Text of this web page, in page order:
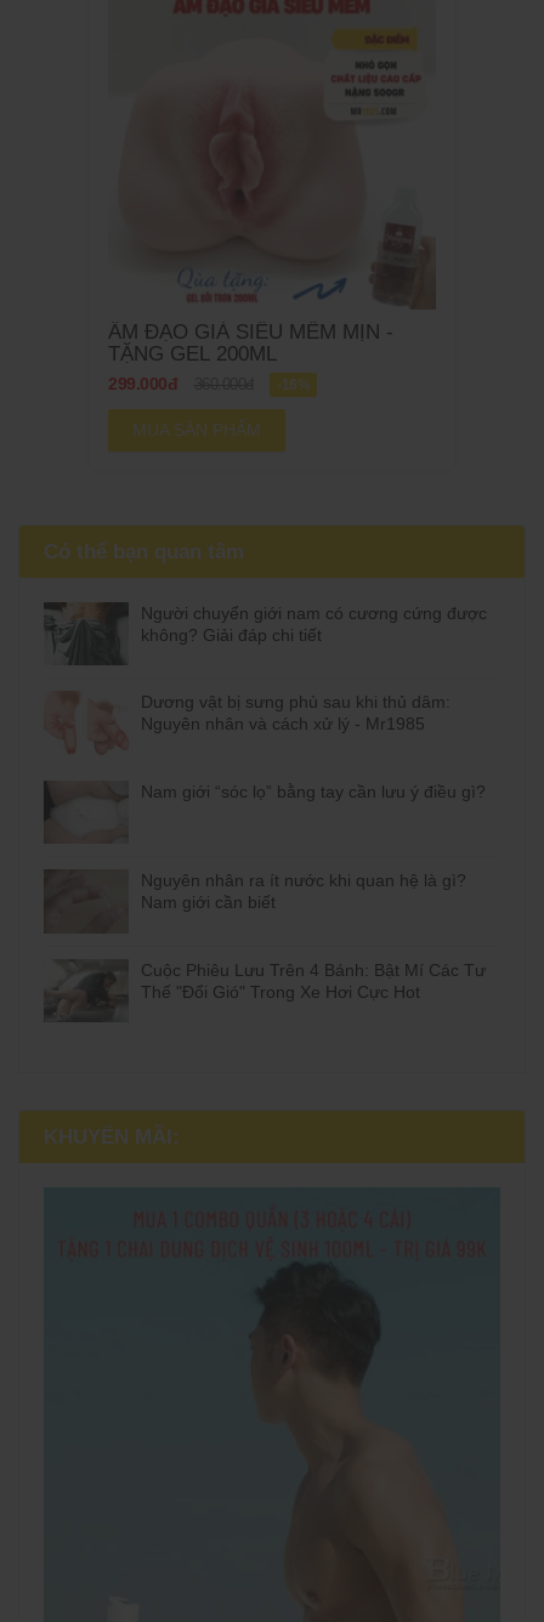
ÂM ĐẠO GIẢ SIÊU MỀM MỊN -
TẶNG GEL 200ML
299.000đ -16%
MUA SẢN PHẨM
Có thể bạn quan tâm
Người chuyển giới nam có cương cứng được
không? Giải đáp chi tiết
Dương vật bị sưng phù sau khi thủ dâm:
Nguyên nhân và cách xử lý - Mr1985
Nam giới “sóc lọ” bằng tay cần lưu ý điều gì?
Nguyên nhân ra ít nước khi quan hệ là gì?
Nam giới cần biết
Cuộc Phiêu Lưu Trên 4 Bánh: Bật Mí Các Tư
Thế "Đổi Gió" Trong Xe Hơi Cực Hot
KHUYẾN MÃI: